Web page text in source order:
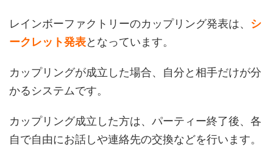
レインボーファクトリーのカップリング発表は、 シ
ークレット発表となっています。
カップリングが成立した場合、自分と相手だけが分
かるシステムです。
カップリング成立した方は、パーティー終了後、各
自で自由にお話しや連絡先の交換などを行います。